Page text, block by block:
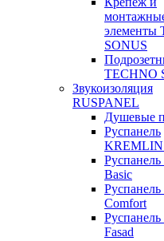
элементы
SONUS
TECHNO
Звукоизоляция
RUSPANEL
Душевые
Руспанель
KREMLIN
Руспанель
Basic
Руспанель
Comfort
Руспанель
Fasad